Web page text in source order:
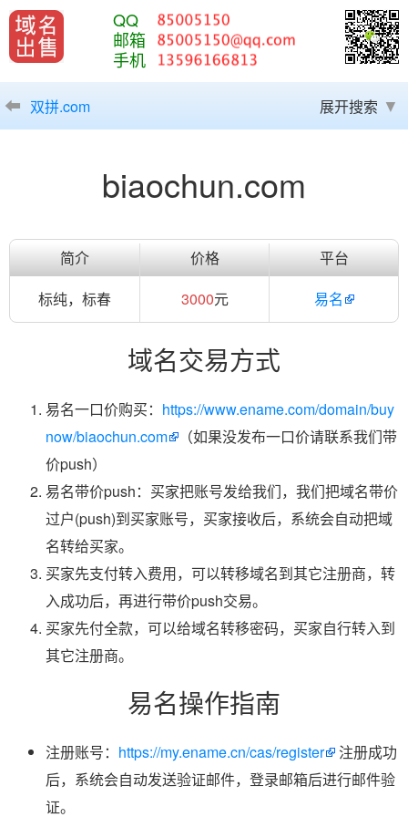
QQ
邮箱
手机
双拼.com 展开搜索
biaochun.com
简介 价格
平台
标纯，标春
3000元 易名
域名交易方式
易名一口价购买： https://www.ename.com/domain/buy
now/biaochun.com
（如果没发布一口价请联系我们带
价push）
易名带价push：买家把账号发给我们，我们把域名带价
过户(push)到买家账号，买家接收后，系统会自动把域
名转给买家。
买家先支付转入费用，可以转移域名到其它注册商，转
入成功后，再进行带价push交易。
买家先付全款，可以给域名转移密码，买家自行转入到
其它注册商。
易名操作指南
注册账号： https://my.ename.cn/cas/register
注册成功
后，系统会自动发送验证邮件，登录邮箱后进行邮件验
证。